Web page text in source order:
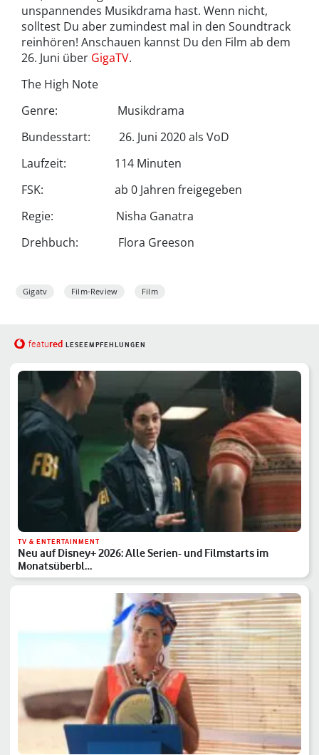
unspannendes Musikdrama hast. Wenn nicht,
solltest Du aber zumindest mal in den Soundtrack
reinhören! Anschauen kannst Du den Film ab dem
26. Juni über GigaTV.
The High Note
Genre: Musikdrama
Bundesstart: 26. Juni 2020 als VoD
Laufzeit: 114 Minuten
FSK: ab 0 Jahren freigegeben
Regie: Nisha Ganatra
Drehbuch: Flora Greeson
Gigatv Film-Review Film
featured LESEEMPFEHLUNGEN
TV & ENTERTAINMENT
Neu auf Disney+ 2026: Alle Serien- und Filmstarts im
Monatsüberbl…